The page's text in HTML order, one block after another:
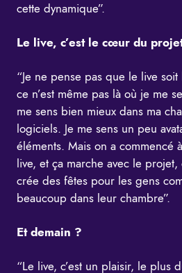
cette dynamique”.
Le live, c’est le cœur du
“Je ne pense pas que le live
ce n’est même pas là où je me
me sens bien mieux dans ma
logiciels. Je me sens un peu
éléments. Mais on a commencé
live, et ça marche avec le
crée des fêtes pour les gens
beaucoup dans leur chambre”.
Et demain ?
“Le live, c’est un plaisir, le plus